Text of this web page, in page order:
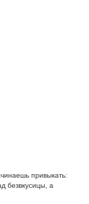
привыкать:
безвкусицы, а